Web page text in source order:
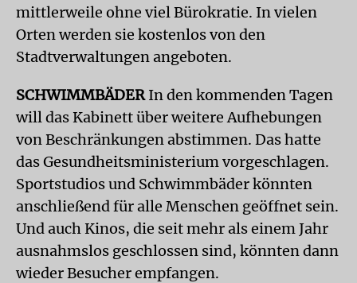
mittlerweile ohne viel Bürokratie. In vielen
Orten werden sie kostenlos von den
Stadtverwaltungen angeboten.
SCHWIMMBÄDERIn den kommenden Tagen
will das Kabinett über weitere Aufhebungen
von Beschränkungen abstimmen. Das hatte
das Gesundheitsministerium vorgeschlagen.
Sportstudios und Schwimmbäder könnten
anschließend für alle Menschen geöffnet sein.
Und auch Kinos, die seit mehr als einem Jahr
ausnahmslos geschlossen sind, könnten dann
wieder Besucher empfangen.